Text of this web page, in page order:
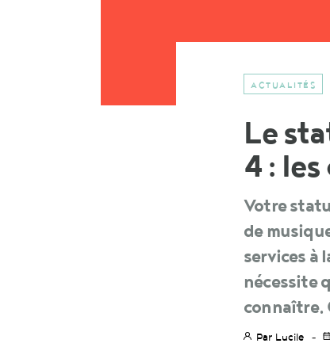
ACTUALITÉS
Le
4 :
Votre
de
services à
nécessite
connaître.
Par Lucile